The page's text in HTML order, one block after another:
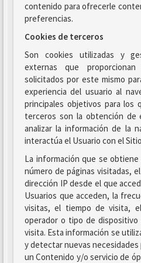
contenido para ofrecerle
preferencias.
Cookies de terceros
Son cookies utilizadas y
externas que
solicitados por este mismo
experiencia del usuario al
principales objetivos para los
terceros son la obtención de
analizar la información de la
interactúa el Usuario con el
La información que se
número de páginas visitadas,
dirección IP desde el que
Usuarios que acceden, la
visitas, el tiempo de visita,
operador o tipo de
visita. Esta información se
y detectar nuevas
un Contenido y/o servicio de